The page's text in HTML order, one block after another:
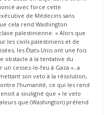
avec force cette
de Médecins sans
cela rend Washington
palestinienne. « Alors que
les civils palestiniens et de
les États-Unis ont une fois
obstacle à la tentative du
un cessez-le-feu à Gaza », a
son veto à la résolution,
l’humanité, ce qui les rend
a souligné que « le veto
que (Washington) prétend